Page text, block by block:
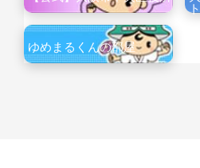
ト
ゆめまるくんの部屋